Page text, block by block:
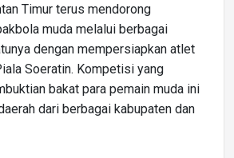
Timur terus mendorong
muda melalui berbagai
dengan mempersiapkan atlet
Soeratin. Kompetisi yang
bakat para pemain muda ini
dari berbagai kabupaten dan